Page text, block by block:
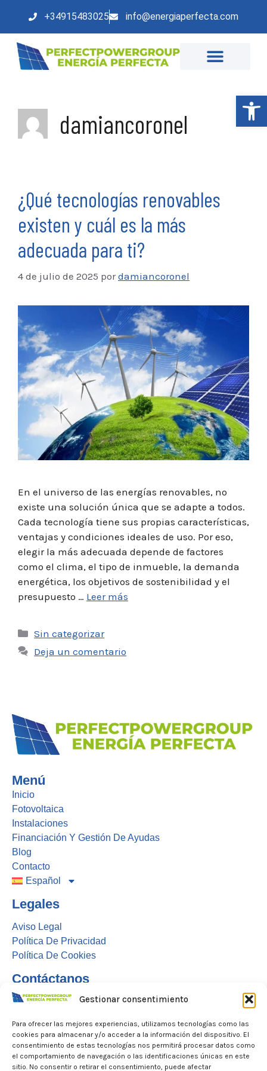
Abrir
Gestionar consentimiento
Para ofrecer las mejores experiencias, utilizamos tecnologías como las
cookies para almacenar y/o acceder a la información del dispositivo. El
consentimiento de estas tecnologías nos permitirá procesar datos como
el comportamiento de navegación o las identificaciones únicas en este
sitio. No consentir o retirar el consentimiento, puede afectar
+34915483025 info@energiaperfecta.com
damiancoronel
¿Qué tecnologías renovables
existen y cuál es la más
adecuada para ti?
4 de julio de 2025 pordamiancoronel
En el universo de las energías renovables, no
existe una solución única que se adapte a todos.
Cada tecnología tiene sus propias características,
ventajas y condiciones ideales de uso. Por eso,
elegir la más adecuada depende de factores
como el clima, el tipo de inmueble, la demanda
energética, los objetivos de sostenibilidad y el
presupuesto … Leer más
Sin categorizar
Deja un comentario
Menú
Inicio
Fotovoltaica
Instalaciones
Financiación Y Gestión De Ayudas
Blog
Contacto
Español
Legales
Aviso Legal
Política De Privacidad
Política De Cookies
Contáctanos
info@energiaperfecta.com
AVENIDA VALDEMARIN 126 - 1 B, Madrid 28023